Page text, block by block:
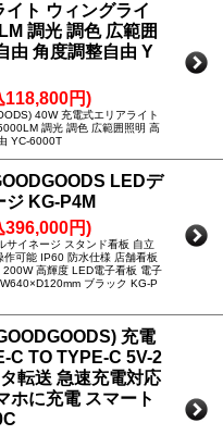
イト ウィングライ
調光 調色 広範囲
由 角度調整自由 Y
118,800円)
40W 充電式エリアライト
調光 調色 広範囲照明 高
YC-6000T
LEDデ
ジ KG-P4M
396,000円)
サイネージ スタンド看板 自立
作可能 IP60 防水仕様 店舗看板
高輝度 LED電子看板 電子
ブラック KG-P
充電
C TO TYPE-C 5V-2
転送 急速充電対応
ホに充電 スマート